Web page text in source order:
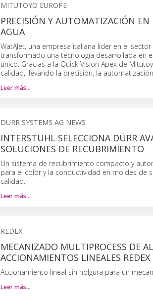
MITUTOYO EUROPE
PRECISIÓN Y AUTOMATIZACIÓN
AGUA
WatAJet, una empresa italiana líder en el
transformado una tecnología desarrollada en
único. Gracias a la Quick Vision Apex de
calidad, llevando la precisión, la
Leer más…
DÜRR SYSTEMS AG NEWS
INTERSTUHL SELECCIONA DÜRR
SOLUCIONES DE RECUBRIMIENTO
Un sistema de recubrimiento compacto y
para el color y la conductividad en moldes de
calidad.
Leer más…
REDEX
MECANIZADO MULTIPROCESS DE
ACCIONAMIENTOS LINEALES REDEX
Accionamiento lineal sin holgura para un
Leer más…